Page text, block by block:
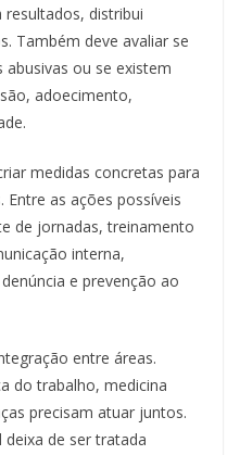
distribui
Também deve avaliar se
ou se existem
adoecimento,
medidas concretas para
as ações possíveis
de jornadas, treinamento
interna,
e prevenção ao
entre áreas.
do trabalho, medicina
precisam atuar juntos.
de ser tratada